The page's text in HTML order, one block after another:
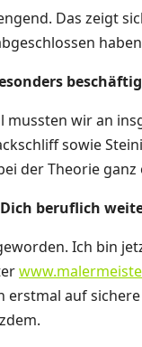
Das zeigt
wir an
sowie
der Theorie
beruflich
Ich bin
auf